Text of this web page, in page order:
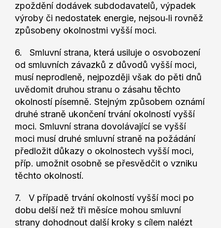
zpoždění dodávek subdodavatelů, výpadek
výroby či nedostatek energie, nejsou‐li rovněž
způsobeny okolnostmi vyšší moci.
6. Smluvní strana, která usiluje o osvobození
od smluvních závazků z důvodů vyšší moci,
musí neprodleně, nejpozději však do pěti dnů
uvědomit druhou stranu o zásahu těchto
okolností písemně. Stejným způsobem oznámí
druhé straně ukončení trvání okolností vyšší
moci. Smluvní strana dovolávající se vyšší
moci musí druhé smluvní straně na požádání
předložit důkazy o okolnostech vyšší moci,
příp. umožnit osobně se přesvědčit o vzniku
těchto okolností.
7. V případě trvání okolností vyšší moci po
dobu delší než tři měsíce mohou smluvní
strany dohodnout další kroky s cílem nalézt